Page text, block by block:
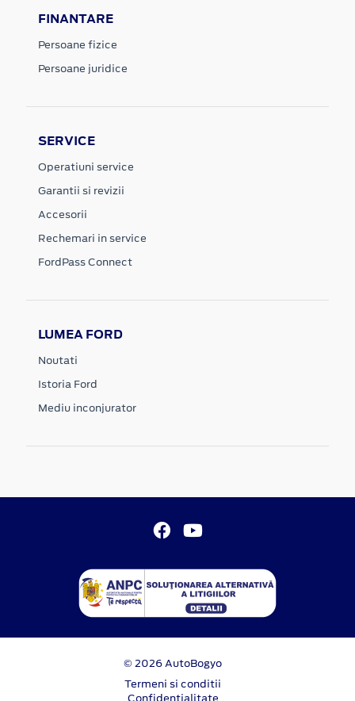
FINANTARE
Persoane fizice
Persoane juridice
SERVICE
Operatiuni service
Garantii si revizii
Accesorii
Rechemari in service
FordPass Connect
LUMEA FORD
Noutati
Istoria Ford
Mediu inconjurator
© 2026 AutoBogyo
Termeni si conditii